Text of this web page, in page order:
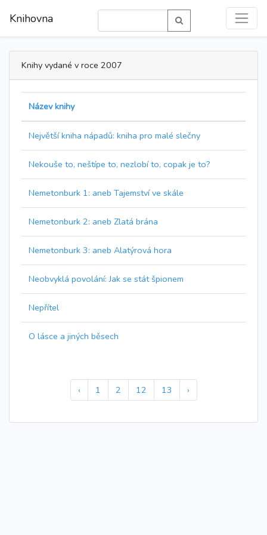
Knihovna
Knihy vydané v roce 2007
Název knihy
Největší kniha nápadů: kniha pro malé slečny
Nekouše to, neštípe to, nezlobí to, copak je to?
Nemetonburk 1: aneb Tajemství ve skále
Nemetonburk 2: aneb Zlatá brána
Nemetonburk 3: aneb Alatýrová hora
Neobvyklá povolání: Jak se stát špionem
Nepřítel
O lásce a jiných běsech
‹ 1 2 12 13 ›